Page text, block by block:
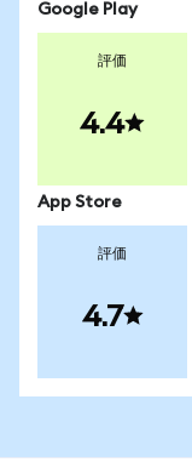
Google Play
評価
4.4
App Store
評価
4.7